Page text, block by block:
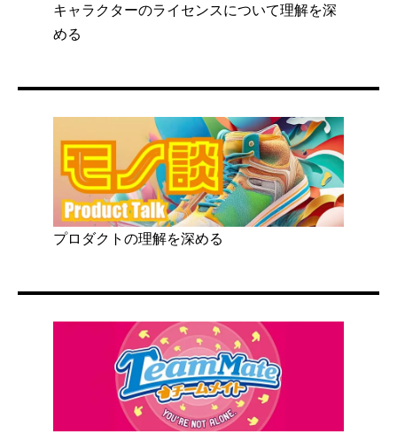
キャラクターのライセンスについて理解を深
める
プロダクトの理解を深める